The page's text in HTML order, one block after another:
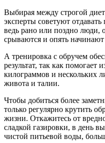
Выбирая между строгой
эксперты советуют
ведь рано или поздно люди,
срываются и опять
А тренировка с обручем
результат, так как помогает
килограммов и нескольких
живота и талии.
Чтобы добиться более
только регулярно крутить
жизни. Откажитесь от
сладкой газировки, в день
чистой питьевой воды,